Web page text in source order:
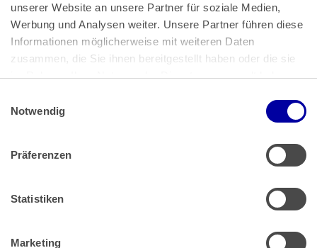
unserer Website an unsere Partner für soziale Medien,
Werbung und Analysen weiter. Unsere Partner führen diese
Informationen möglicherweise mit weiteren Daten
zusammen, die Sie ihnen bereitgestellt haben oder die sie
im Rahmen Ihrer Nutzung der Dienste gesammelt haben.
Impressum
Notwendig
Präferenzen
Statistiken
Marketing
Bundeskanzlerplatz 2
53113 Bonn
Pressemitteilungen|AGB
Impressum|Datenschutz
Muster Widerrufsformular (PDF)